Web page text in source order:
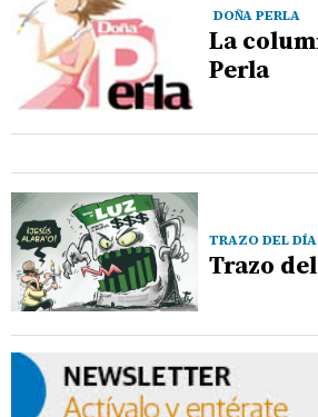
DOÑA PERLA
La
Perla
TRAZO DEL DÍA
Trazo